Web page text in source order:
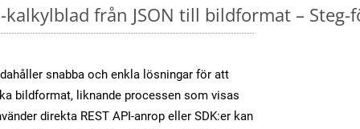
kalkylblad från JSON till bildformat – Steg-
snabba och enkla lösningar för att
bildformat, liknande processen som visas
direkta REST API-anrop eller SDK:er kan